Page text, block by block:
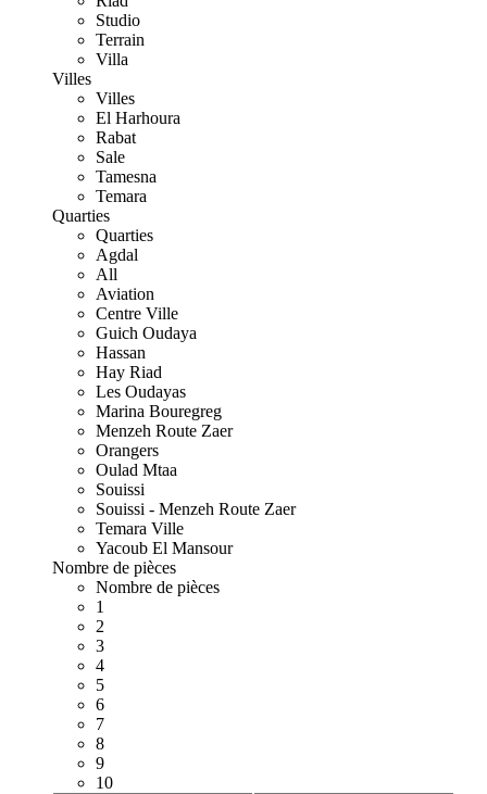
Studio
Terrain
Villa
Villes
Villes
El Harhoura
Rabat
Sale
Tamesna
Temara
Quarties
Quarties
Agdal
All
Aviation
Centre Ville
Guich Oudaya
Hassan
Hay Riad
Les Oudayas
Marina Bouregreg
Menzeh Route Zaer
Orangers
Oulad Mtaa
Souissi
Souissi - Menzeh Route Zaer
Temara Ville
Yacoub El Mansour
Nombre de pièces
Nombre de pièces
1
2
3
4
5
6
7
8
9
10